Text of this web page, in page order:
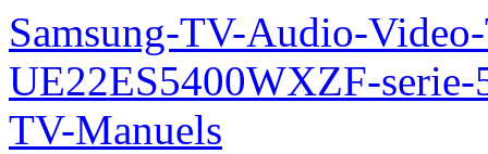
Samsung-TV-Audio-
UE22ES5400WXZF-
TV-Manuels